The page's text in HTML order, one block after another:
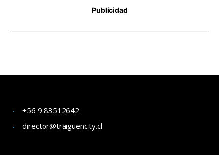
+56 9 83512642
director@traiguencity.cl